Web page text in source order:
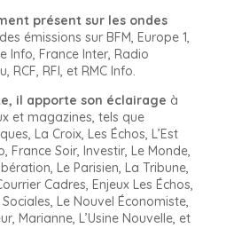
présent sur les ondes
émissions sur BFM, Europe 1,
Info, France Inter, Radio
RCF, RFI, et RMC Info.
il apporte son éclairage à
et magazines, tels que
La Croix, Les Échos, L’Est
France Soir, Investir, Le Monde,
Le Parisien, La Tribune,
Cadres, Enjeux Les Échos,
Le Nouvel Économiste,
Marianne, L’Usine Nouvelle, et